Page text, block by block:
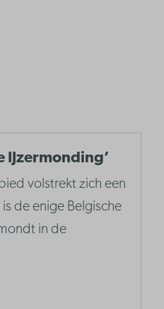
IJzermonding’
volstrekt zich een
de enige Belgische
in de